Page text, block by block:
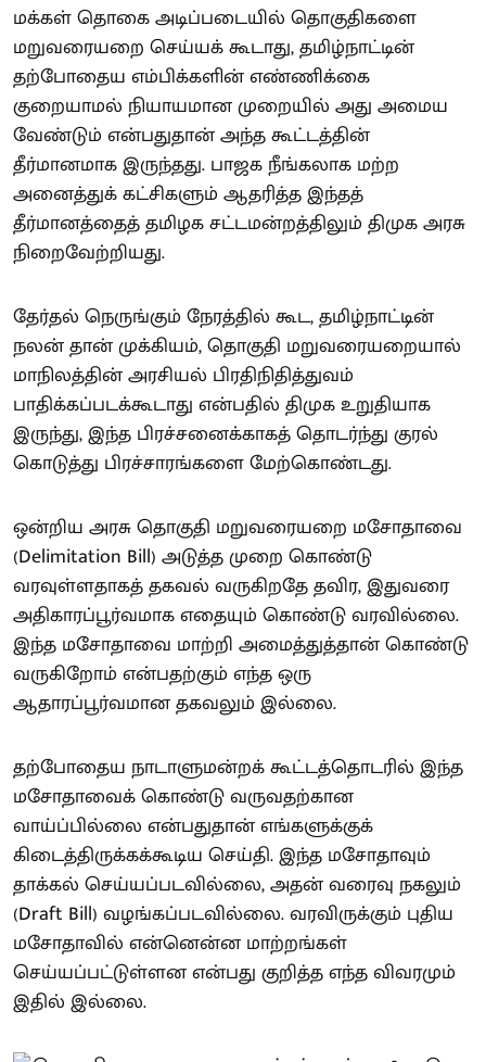
மக்கள் தொகை அடிப்படையில் தொகுதிகளை
மறுவரையறை செய்யக் கூடாது, தமிழ்நாட்டின்
தற்போதைய எம்பிக்களின் எண்ணிக்கை
குறையாமல் நியாயமான முறையில் அது அமைய
வேண்டும் என்பதுதான் அந்த கூட்டத்தின்
தீர்மானமாக இருந்தது. பாஜக நீங்கலாக மற்ற
அனைத்துக் கட்சிகளும் ஆதரித்த இந்தத்
தீர்மானத்தைத் தமிழக சட்டமன்றத்திலும் திமுக அரசு
நிறைவேற்றியது.
தேர்தல் நெருங்கும் நேரத்தில் கூட, தமிழ்நாட்டின்
நலன் தான் முக்கியம், தொகுதி மறுவரையறையால்
மாநிலத்தின் அரசியல் பிரதிநிதித்துவம்
பாதிக்கப்படக்கூடாது என்பதில் திமுக உறுதியாக
இருந்து, இந்த பிரச்சனைக்காகத் தொடர்ந்து குரல்
கொடுத்து பிரச்சாரங்களை மேற்கொண்டது.
ஒன்றிய அரசு தொகுதி மறுவரையறை மசோதாவை
(Delimitation Bill) அடுத்த முறை கொண்டு
வரவுள்ளதாகத் தகவல் வருகிறதே தவிர, இதுவரை
அதிகாரப்பூர்வமாக எதையும் கொண்டு வரவில்லை.
இந்த மசோதாவை மாற்றி அமைத்துத்தான் கொண்டு
வருகிறோம் என்பதற்கும் எந்த ஒரு
ஆதாரப்பூர்வமான தகவலும் இல்லை.
தற்போதைய நாடாளுமன்றக் கூட்டத்தொடரில் இந்த
மசோதாவைக் கொண்டு வருவதற்கான
வாய்ப்பில்லை என்பதுதான் எங்களுக்குக்
கிடைத்திருக்கக்கூடிய செய்தி. இந்த மசோதாவும்
தாக்கல் செய்யப்படவில்லை, அதன் வரைவு நகலும்
(Draft Bill) வழங்கப்படவில்லை. வரவிருக்கும் புதிய
மசோதாவில் என்னென்ன மாற்றங்கள்
செய்யப்பட்டுள்ளன என்பது குறித்த எந்த விவரமும்
இதில் இல்லை.